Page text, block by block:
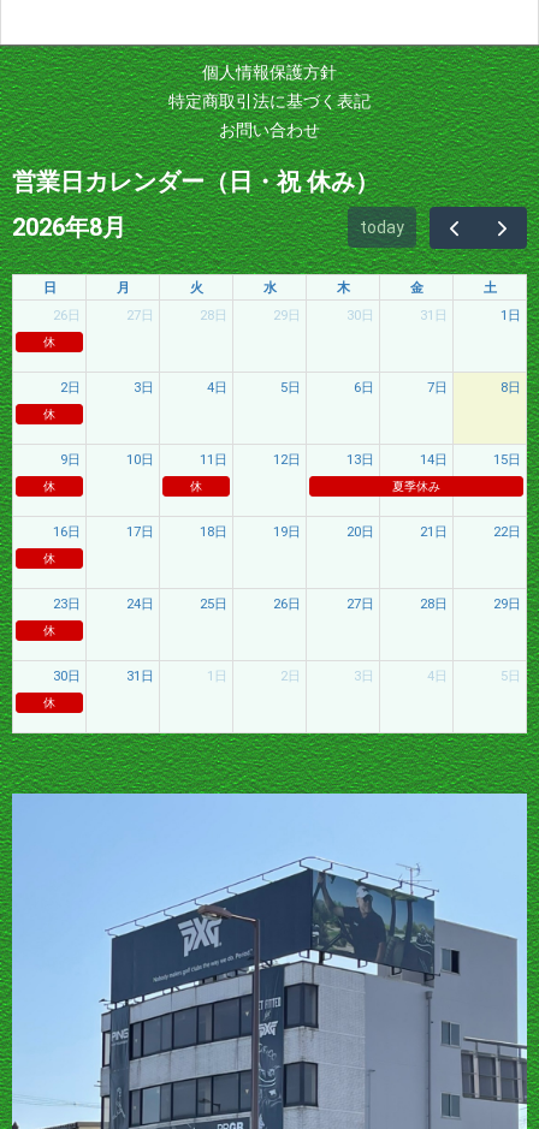
個人情報保護方針
特定商取引法に基づく表記
お問い合わせ
営業日カレンダー（日・祝 休み）
2026年8月
today
日 月 火 水 木 金
土
26日
休
27日 28日 29日 30日 31日 1日
2日
休
3日 4日 5日 6日 7日 8日
9日
休
10日 11日
休
12日 13日
夏季休み
14日 15日
16日
休
17日 18日 19日 20日 21日 22日
23日
休
24日 25日 26日 27日 28日 29日
30日
休
31日 1日 2日 3日 4日 5日